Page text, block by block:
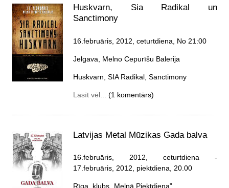
Huskvarn, Sia Radikal un
Sanctimony
16.februāris, 2012, ceturtdiena , No 21:00
Jelgava, Melno Cepurīšu Balerija
Huskvarn, SIA Radikal, Sanctimony
Lasīt vēl... (1 komentārs)
Latvijas Metal Mūzikas Gada balva
16.februāris, 2012, ceturtdiena -
17.februāris, 2012, piektdiena, 20.00
Rīga, klubs „Melnā Piektdiena”